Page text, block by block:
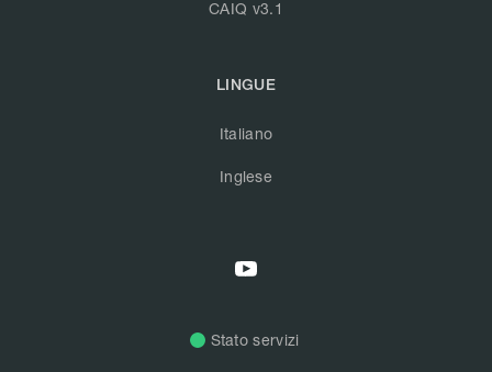
CAIQ v3.1
LINGUE
Italiano
Inglese
Stato servizi